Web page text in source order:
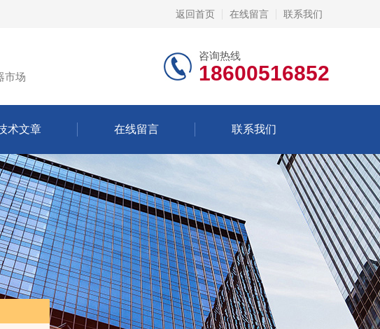
返回首页 在线留言 联系我们
市场
咨询热线
18600516852
术文章 在线留言 联系我们